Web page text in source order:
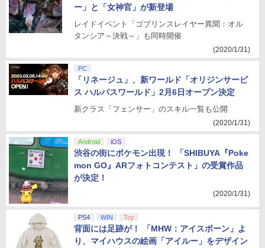
ー」と「女神官」が新登場
レイドイベント「ゴブリンスレイヤー異聞：オル
タンシア～決戦～」も同時開催
(2020/1/31)
PC
「リネージュ」、新ワールド「オリジンサービ
ス ハルパスワールド」2月6日オープン決定
新クラス「フェンサー」のスキル一覧も公開
(2020/1/31)
Android iOS
渋谷の街にポケモン出現！ 「SHIBUYA『Poke
mon GO』ARフォトコンテスト」の受賞作品
が決定！
(2020/1/31)
PS4 WIN Toy
背面には足跡が！ 「MHW：アイスボーン」よ
り、マイハウスの絵画「アイルー」をデザイン